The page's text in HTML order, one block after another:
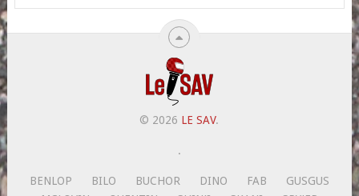
© 2026 LE SAV.
.
BENLOP BILO BUCHOR DINO FAB
GUSGUS